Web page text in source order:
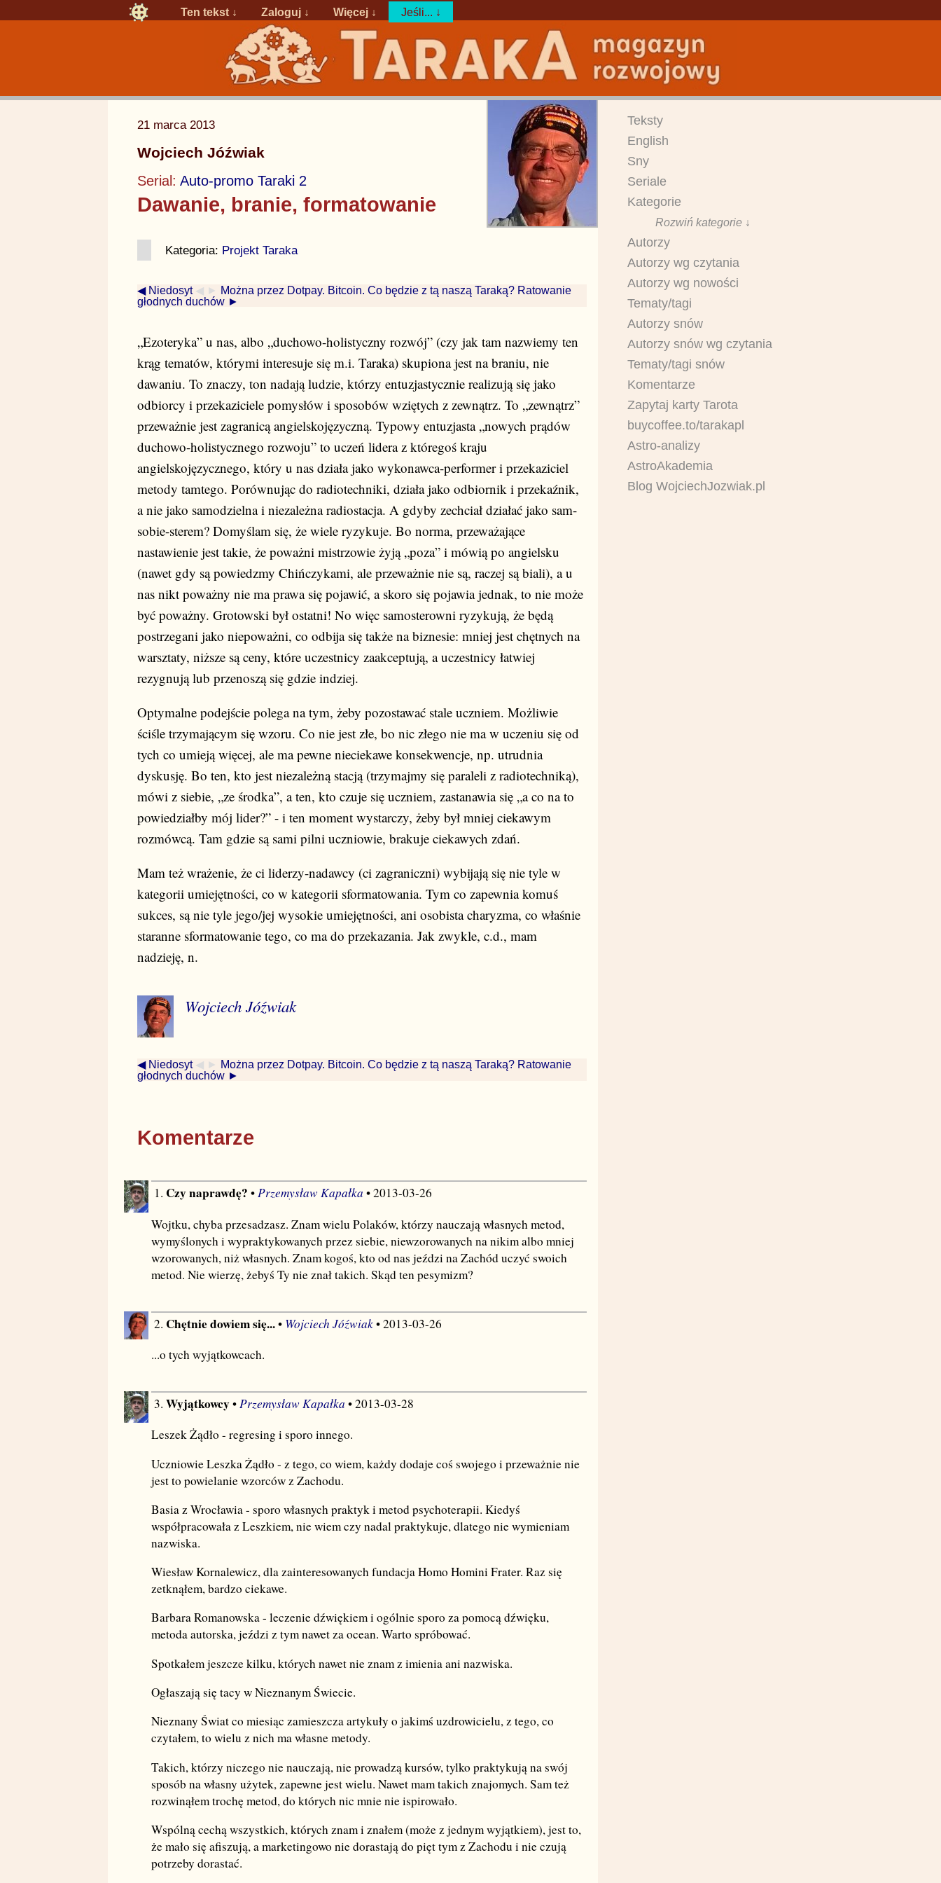
Ten tekst ↓ Zaloguj ↓ Więcej ↓ Jeśli... ↓
21 marca 2013
Wojciech Jóźwiak
Serial: Auto-promo Taraki 2
Dawanie, branie, formatowanie
Kategoria: Projekt Taraka
◀ Niedosyt ◀ ►
Można przez Dotpay. Bitcoin. Co będzie z tą naszą Taraką? Ratowanie
głodnych duchów ►
„Ezoteryka” u nas, albo „duchowo-holistyczny rozwój” (czy jak tam nazwiemy ten
krąg tematów, którymi interesuje się m.i. Taraka) skupiona jest na braniu, nie
dawaniu. To znaczy, ton nadają ludzie, którzy entuzjastycznie realizują się jako
odbiorcy i przekaziciele pomysłów i sposobów wziętych z zewnątrz. To „zewnątrz”
przeważnie jest zagranicą angielskojęzyczną. Typowy entuzjasta „nowych prądów
duchowo-holistycznego rozwoju” to uczeń lidera z któregoś kraju
angielskojęzycznego, który u nas działa jako wykonawca-performer i przekaziciel
metody tamtego. Porównując do radiotechniki, działa jako odbiornik i przekaźnik,
a nie jako samodzielna i niezależna radiostacja. A gdyby zechciał działać jako sam-
sobie-sterem? Domyślam się, że wiele ryzykuje. Bo norma, przeważające
nastawienie jest takie, że poważni mistrzowie żyją „poza” i mówią po angielsku
(nawet gdy są powiedzmy Chińczykami, ale przeważnie nie są, raczej są biali), a u
nas nikt poważny nie ma prawa się pojawić, a skoro się pojawia jednak, to nie może
być poważny. Grotowski był ostatni! No więc samosterowni ryzykują, że będą
postrzegani jako niepoważni, co odbija się także na biznesie: mniej jest chętnych na
warsztaty, niższe są ceny, które uczestnicy zaakceptują, a uczestnicy łatwiej
rezygnują lub przenoszą się gdzie indziej.
Optymalne podejście polega na tym, żeby pozostawać stale uczniem. Możliwie
ściśle trzymającym się wzoru. Co nie jest złe, bo nic złego nie ma w uczeniu się od
tych co umieją więcej, ale ma pewne nieciekawe konsekwencje, np. utrudnia
dyskusję. Bo ten, kto jest niezależną stacją (trzymajmy się paraleli z radiotechniką),
mówi z siebie, „ze środka”, a ten, kto czuje się uczniem, zastanawia się „a co na to
powiedziałby mój lider?” - i ten moment wystarczy, żeby był mniej ciekawym
rozmówcą. Tam gdzie są sami pilni uczniowie, brakuje ciekawych zdań.
Mam też wrażenie, że ci liderzy-nadawcy (ci zagraniczni) wybijają się nie tyle w
kategorii umiejętności, co w kategorii sformatowania. Tym co zapewnia komuś
sukces, są nie tyle jego/jej wysokie umiejętności, ani osobista charyzma, co właśnie
staranne sformatowanie tego, co ma do przekazania. Jak zwykle, c.d., mam
nadzieję, n.
Wojciech Jóźwiak
◀ Niedosyt ◀ ► Można przez Dotpay. Bitcoin. Co będzie z tą naszą Taraką? Ratowanie
głodnych duchów ►
Komentarze
1. Czy naprawdę? •Przemysław Kapałka • 2013-03-26
Wojtku, chyba przesadzasz. Znam wielu Polaków, którzy nauczają własnych metod,
wymyślonych i wypraktykowanych przez siebie, niewzorowanych na nikim albo mniej
wzorowanych, niż własnych. Znam kogoś, kto od nas jeździ na Zachód uczyć swoich
metod. Nie wierzę, żebyś Ty nie znał takich. Skąd ten pesymizm?
2. Chętnie dowiem się...• Wojciech Jóźwiak• 2013-03-26
...o tych wyjątkowcach.
3. Wyjątkowcy•Przemysław Kapałka • 2013-03-28
Leszek Żądło - regresing i sporo innego.
Uczniowie Leszka Żądło - z tego, co wiem, każdy dodaje coś swojego i przeważnie nie
jest to powielanie wzorców z Zachodu.
Basia z Wrocławia - sporo własnych praktyk i metod psychoterapii. Kiedyś
współpracowała z Leszkiem, nie wiem czy nadal praktykuje, dlatego nie wymieniam
nazwiska.
Wiesław Kornalewicz, dla zainteresowanych fundacja Homo Homini Frater. Raz się
zetknąłem, bardzo ciekawe.
Barbara Romanowska - leczenie dźwiękiem i ogólnie sporo za pomocą dźwięku,
metoda autorska, jeździ z tym nawet za ocean. Warto spróbować.
Spotkałem jeszcze kilku, których nawet nie znam z imienia ani nazwiska.
Ogłaszają się tacy w Nieznanym Świecie.
Nieznany Świat co miesiąc zamieszcza artykuły o jakimś uzdrowicielu, z tego, co
czytałem, to wielu z nich ma własne metody.
Takich, którzy niczego nie nauczają, nie prowadzą kursów, tylko praktykują na swój
sposób na własny użytek, zapewne jest wielu. Nawet mam takich znajomych. Sam też
rozwinąłem trochę metod, do których nic mnie nie ispirowało.
Wspólną cechą wszystkich, których znam i znałem (może z jednym wyjątkiem), jest to,
że mało się afiszują, a marketingowo nie dorastają do pięt tym z Zachodu i nie czują
potrzeby dorastać.
Teksty
English
Sny
Seriale
Kategorie
Rozwiń kategorie ↓
Autorzy
Autorzy wg czytania
Autorzy wg nowości
Tematy/tagi
Autorzy snów
Autorzy snów wg czytania
Tematy/tagi snów
Komentarze
Zapytaj karty Tarota
buycoffee.to/tarakapl
Astro-analizy
AstroAkademia
Blog WojciechJozwiak.pl